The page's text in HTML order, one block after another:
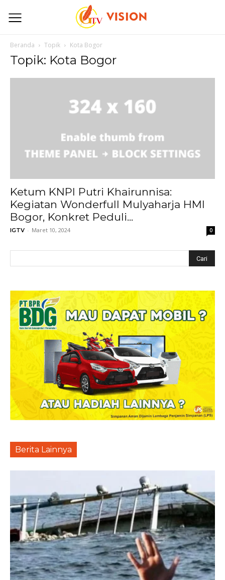
Beranda Topik Kota Bogor
Topik: Kota Bogor
Ketum KNPI Putri Khairunnisa:
Kegiatan Wonderfull Mulyaharja HMI
Bogor, Konkret Peduli...
IGTV - Maret 10, 2024 0
Berita Lainnya